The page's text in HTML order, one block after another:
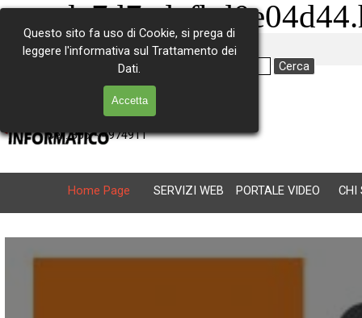
Questo sito fa uso di Cookie, si prega di
leggere l'informativa sul Trattamento dei
Dati.
Accetta
Vai ai contenuti
Cerca
Via Consolare Antica 227
98071 Capo d'Orlando (ME)
Cell. 366 - 4974911
Home Page SERVIZI WEB PORTALE VIDEO CHI